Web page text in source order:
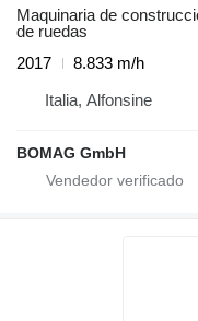
Maquinaria de
de ruedas
2017
8.833 m/h
Italia, Alfonsine
BOMAG GmbH